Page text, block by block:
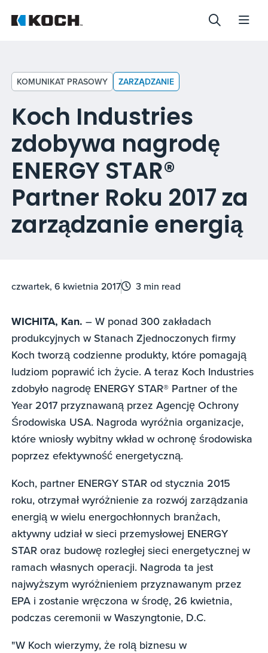
KOMUNIKAT PRASOWY ZARZĄDZANIE
Koch Industries
zdobywa nagrodę
ENERGY STAR®
Partner Roku 2017 za
zarządzanie energią
czwartek, 6 kwietnia 2017 3 min read
WICHITA, Kan.– W ponad 300 zakładach
produkcyjnych w Stanach Zjednoczonych firmy
Koch tworzą codzienne produkty, które pomagają
ludziom poprawić ich życie. A teraz Koch Industries
zdobyło nagrodę ENERGY STAR® Partner of the
Year 2017 przyznawaną przez Agencję Ochrony
Środowiska USA. Nagroda wyróżnia organizacje,
które wniosły wybitny wkład w ochronę środowiska
poprzez efektywność energetyczną.
Koch, partner ENERGY STAR od stycznia 2015
roku, otrzymał wyróżnienie za rozwój zarządzania
energią w wielu energochłonnych branżach,
aktywny udział w sieci przemysłowej ENERGY
STAR oraz budowę rozległej sieci energetycznej w
ramach własnych operacji. Nagroda ta jest
najwyższym wyróżnieniem przyznawanym przez
EPA i zostanie wręczona w środę, 26 kwietnia,
podczas ceremonii w Waszyngtonie, D.C.
"W Koch wierzymy, że rolą biznesu w